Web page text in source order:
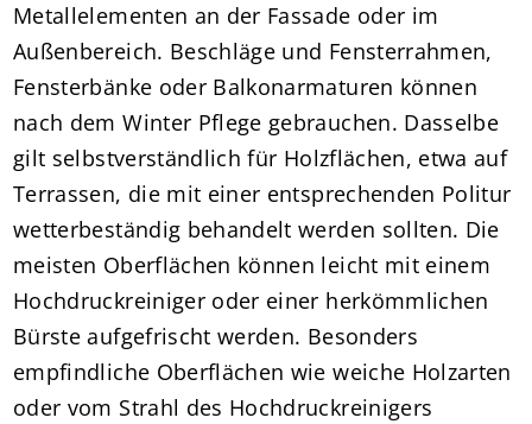
Metallelementen an der Fassade oder im
Außenbereich. Beschläge und Fensterrahmen,
Fensterbänke oder Balkonarmaturen können
nach dem Winter Pflege gebrauchen. Dasselbe
gilt selbstverständlich für Holzflächen, etwa auf
Terrassen, die mit einer entsprechenden Politur
wetterbeständig behandelt werden sollten. Die
meisten Oberflächen können leicht mit einem
Hochdruckreiniger oder einer herkömmlichen
Bürste aufgefrischt werden. Besonders
empfindliche Oberflächen wie weiche Holzarten
oder vom Strahl des Hochdruckreinigers